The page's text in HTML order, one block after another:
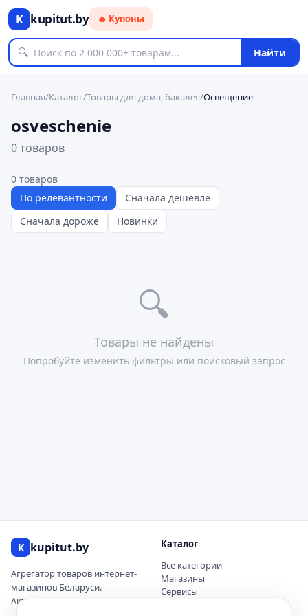
K kupitut.by 🔥 Купоны
🔍 Найти
Главная/Каталог/Товары для дома, бакалея/Освещение
osveschenie
0 товаров
0 товаров
По релевантности
Сначала дешевле
Сначала дороже
Новинки
🔍
Товары не найдены
Попробуйте изменить фильтры или поисковый запрос
K kupitut.by
Агрегатор товаров интернет-
магазинов Беларуси.
Актуальные цены и наличие.
Каталог
Все категории
Магазины
Сервисы